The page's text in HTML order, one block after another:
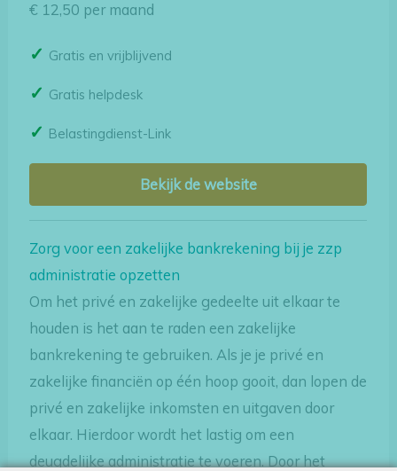
€ 12,50 per maand
Gratis en vrijblijvend
Gratis helpdesk
Belastingdienst-Link
Bekijk de website
Zorg voor een zakelijke bankrekening bij je zzp
administratie opzetten
Om het privé en zakelijke gedeelte uit elkaar te
houden is het aan te raden een zakelijke
bankrekening te gebruiken. Als je je privé en
zakelijke financiën op één hoop gooit, dan lopen de
privé en zakelijke inkomsten en uitgaven door
elkaar. Hierdoor wordt het lastig om een
deugdelijke administratie te voeren. Door het